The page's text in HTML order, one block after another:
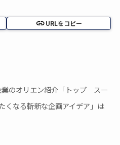
URLをコピー
業のオリエン紹介「トップ スー
くなる斬新な企画アイデア」は